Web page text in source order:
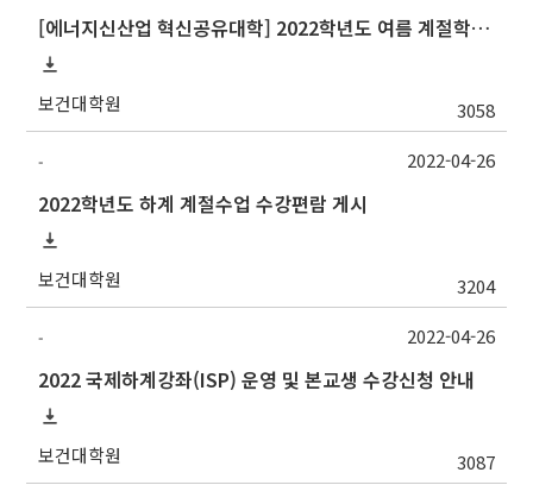
[에너지신산업 혁신공유대학] 2022학년도 여름 계절학기 부산대학교 교류 수학 안내
보건대학원 3058
-
2022학년도 하계 계절수업 수강편람 게시
보건대학원 3204
2022-04-26
-
2022 국제하계강좌(ISP) 운영 및 본교생 수강신청 안내
보건대학원 3087
2022-04-26